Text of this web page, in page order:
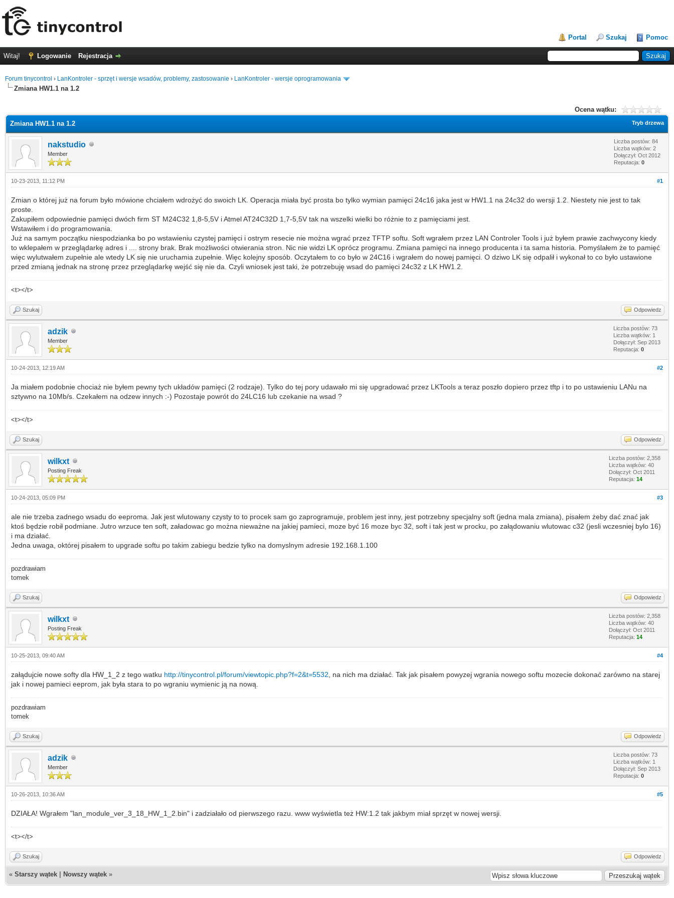
Portal Szukaj Pomoc
Witaj! Logowanie Rejestracja
Forum tinycontrol › LanKontroler - sprzęt i wersje wsadów, problemy, zastosowanie › LanKontroler - wersje oprogramowania
Zmiana HW1.1 na 1.2
Ocena wątku:
Tryb drzewa
Zmiana HW1.1 na 1.2
nakstudio
Member
Liczba postów: 84
Liczba wątków: 2
Dołączył: Oct 2012
Reputacja: 0
#1
10-23-2013, 11:12 PM
Zmian o której już na forum było mówione chciałem wdrożyć do swoich LK. Operacja miała być prosta bo tylko wymian pamięci 24c16 jaka jest w HW1.1 na 24c32 do wersji 1.2. Niestety nie jest to tak
proste.
Zakupiłem odpowiednie pamięci dwóch firm ST M24C32 1,8-5,5V i Atmel AT24C32D 1,7-5,5V tak na wszelki wielki bo różnie to z pamięciami jest.
Wstawiłem i do programowania.
Już na samym początku niespodzianka bo po wstawieniu czystej pamięci i ostrym resecie nie można wgrać przez TFTP softu. Soft wgrałem przez LAN Controler Tools i już byłem prawie zachwycony kiedy
to wklepałem w przeglądarkę adres i .... strony brak. Brak możliwości otwierania stron. Nic nie widzi LK oprócz programu. Zmiana pamięci na innego producenta i ta sama historia. Pomyślałem że to pamięć
więc wylutwałem zupełnie ale wtedy LK się nie uruchamia zupełnie. Więc kolejny sposób. Oczytałem to co było w 24C16 i wgrałem do nowej pamięci. O dziwo LK się odpalił i wykonał to co było ustawione
przed zmianą jednak na stronę przez przeglądarkę wejść się nie da. Czyli wniosek jest taki, że potrzebuję wsad do pamięci 24c32 z LK HW1.2.
<t></t>
Szukaj Odpowiedz
adzik
Member
Liczba postów: 73
Liczba wątków: 1
Dołączył: Sep 2013
Reputacja: 0
#2
10-24-2013, 12:19 AM
Ja miałem podobnie chociaż nie byłem pewny tych układów pamięci (2 rodzaje). Tylko do tej pory udawało mi się upgradować przez LKTools a teraz poszło dopiero przez tftp i to po ustawieniu LANu na
sztywno na 10Mb/s. Czekałem na odzew innych :-) Pozostaje powrót do 24LC16 lub czekanie na wsad ?
<t></t>
Szukaj Odpowiedz
wilkxt
Posting Freak
Liczba postów: 2,358
Liczba wątków: 40
Dołączył: Oct 2011
Reputacja: 14
#3
10-24-2013, 05:09 PM
ale nie trzeba zadnego wsadu do eeproma. Jak jest wlutowany czysty to to procek sam go zaprogramuje, problem jest inny, jest potrzebny specjalny soft (jedna mala zmiana), pisałem żeby dać znać jak
ktoś będzie robił podmiane. Jutro wrzuce ten soft, załadowac go można nieważne na jakiej pamieci, moze być 16 moze byc 32, soft i tak jest w procku, po załądowaniu wlutowac c32 (jesli wczesniej bylo 16)
i ma działać.
Jedna uwaga, októrej pisałem to upgrade softu po takim zabiegu bedzie tylko na domyslnym adresie 192.168.1.100
pozdrawiam
tomek
Szukaj Odpowiedz
wilkxt
Posting Freak
Liczba postów: 2,358
Liczba wątków: 40
Dołączył: Oct 2011
Reputacja: 14
#4
10-25-2013, 09:40 AM
załądujcie nowe softy dla HW_1_2 z tego watku http://tinycontrol.pl/forum/viewtopic.php?f=2&t=5532 , na nich ma działać. Tak jak pisałem powyzej wgrania nowego softu mozecie dokonać zarówno na starej
jak i nowej pamieci eeprom, jak była stara to po wgraniu wymienic ją na nową.
pozdrawiam
tomek
Szukaj Odpowiedz
adzik
Member
Liczba postów: 73
Liczba wątków: 1
Dołączył: Sep 2013
Reputacja: 0
#5
10-26-2013, 10:36 AM
DZIAŁA! Wgrałem "lan_module_ver_3_18_HW_1_2.bin" i zadziałało od pierwszego razu. www wyświetla też HW:1.2 tak jakbym miał sprzęt w nowej wersji.
<t></t>
Szukaj Odpowiedz
« Starszy wątek Nowszy wątek »